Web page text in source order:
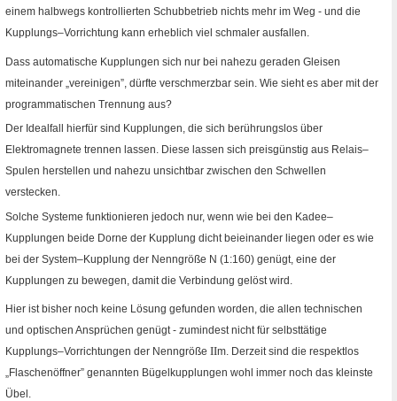
einem halbwegs kontrollierten Schubbetrieb nichts mehr im Weg - und die
Kupplungs–Vorrichtung kann erheblich viel schmaler ausfallen.
Dass automatische Kupplungen sich nur bei nahezu geraden Gleisen
miteinander „vereinigen”, dürfte verschmerzbar sein. Wie sieht es aber mit der
programmatischen Trennung aus?
Der Idealfall hierfür sind Kupplungen, die sich berührungslos über
Elektromagnete trennen lassen. Diese lassen sich preisgünstig aus Relais–
Spulen herstellen und nahezu unsichtbar zwischen den Schwellen
verstecken.
Solche Systeme funktionieren jedoch nur, wenn wie bei den Kadee–
Kupplungen beide Dorne der Kupplung dicht beieinander liegen oder es wie
bei der System–Kupplung der Nenngröße N (1 :160) genügt, eine der
Kupplungen zu bewegen, damit die Verbindung gelöst wird.
Hier ist bisher noch keine Lösung gefunden worden, die allen technischen
und optischen Ansprüchen genügt - zumindest nicht für selbsttätige
Kupplungs–Vorrichtungen der Nenngröße IIm. Derzeit sind die respektlos
„Flaschenöffner” genannten Bügelkupplungen wohl immer noch das kleinste
Übel.